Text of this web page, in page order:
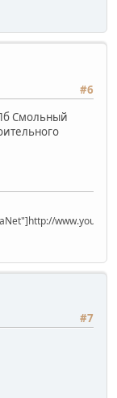
#6
Смольный
#7